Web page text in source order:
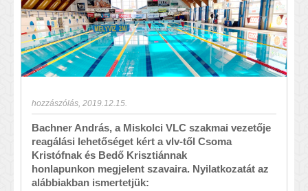
hozzászólás 2019.12.15.
Bachner András, a Miskolci VLC szakmai vezetője
reagálási lehetőséget kért a vlv-től Csoma
Kristófnak és Bedő Krisztiánnak
honlapunkon megjelent szavaira. Nyilatkozatát az
alábbiakban ismertetjük: